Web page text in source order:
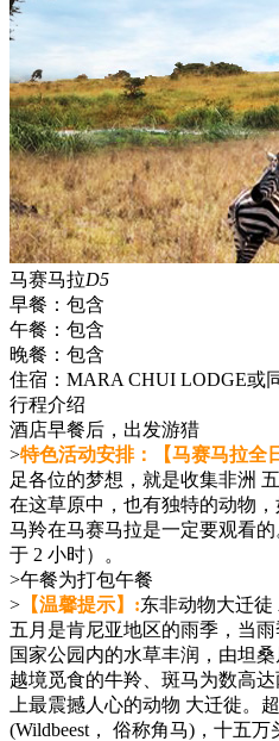
马赛马拉D5
早餐： 包含
午餐： 包含
晚餐： 包含
住宿： MARA CHUI LODGE或
行程介绍
酒店早餐后，出发游猎
>特色活动安排：【马赛马拉全
足各位的梦想，就是收集非洲
在这草原中，也有独特的动物
马羚在马赛马拉是一定要观看
于 2 小时）。
>午餐为打包午餐
> 【温馨提示】:东非动物大迁徒
五月是肯尼亚地区的雨季，当
国家公园内的水草丰润，由坦
越境觅食的牛羚、斑马为数高
上最震撼人心的动物 大迁徙。
(Wildbeest， 俗称角马)，十五